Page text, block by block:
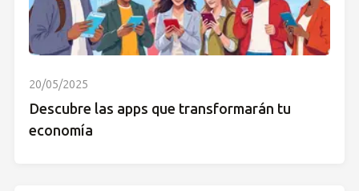
20/05/2025
Descubre las apps que transformarán tu
economía